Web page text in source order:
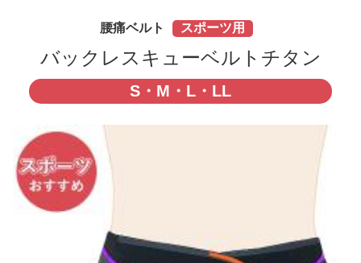
腰痛ベルト スポーツ用
バックレスキューベルトチタン
S・M・L・LL